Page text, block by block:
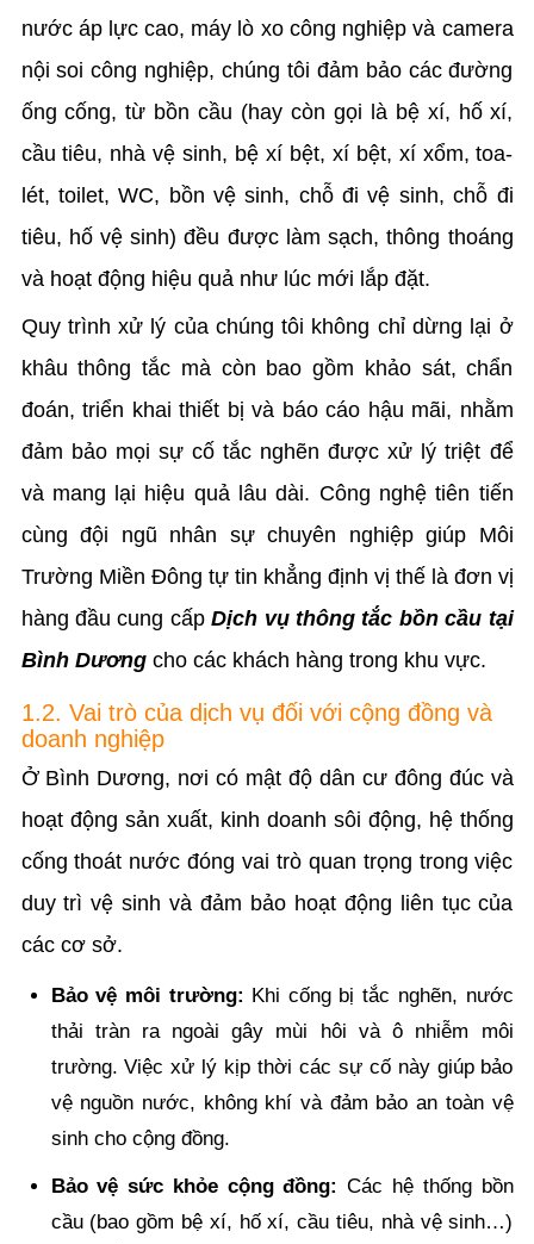
nước áp lực cao, máy lò xo công nghiệp và camera
nội soi công nghiệp, chúng tôi đảm bảo các đường
ống cống, từ bồn cầu (hay còn gọi là bệ xí, hố xí,
cầu tiêu, nhà vệ sinh, bệ xí bệt, xí bệt, xí xổm, toa-
lét, toilet, WC, bồn vệ sinh, chỗ đi vệ sinh, chỗ đi
tiêu, hố vệ sinh) đều được làm sạch, thông thoáng
và hoạt động hiệu quả như lúc mới lắp đặt.
Quy trình xử lý của chúng tôi không chỉ dừng lại ở
khâu thông tắc mà còn bao gồm khảo sát, chẩn
đoán, triển khai thiết bị và báo cáo hậu mãi, nhằm
đảm bảo mọi sự cố tắc nghẽn được xử lý triệt để
và mang lại hiệu quả lâu dài. Công nghệ tiên tiến
cùng đội ngũ nhân sự chuyên nghiệp giúp Môi
Trường Miền Đông tự tin khẳng định vị thế là đơn vị
hàng đầu cung cấpDịch vụ thông tắc bồn cầu tại
Bình Dươngcho các khách hàng trong khu vực.
1.2. Vai trò của dịch vụ đối với cộng đồng và
doanh nghiệp
Ở Bình Dương, nơi có mật độ dân cư đông đúc và
hoạt động sản xuất, kinh doanh sôi động, hệ thống
cống thoát nước đóng vai trò quan trọng trong việc
duy trì vệ sinh và đảm bảo hoạt động liên tục của
các cơ sở.
Bảo vệ môi trường: Khi cống bị tắc nghẽn, nước
thải tràn ra ngoài gây mùi hôi và ô nhiễm môi
trường. Việc xử lý kịp thời các sự cố này giúp bảo
vệ nguồn nước, không khí và đảm bảo an toàn vệ
sinh cho cộng đồng.
Bảo vệ sức khỏe cộng đồng: Các hệ thống bồn
cầu (bao gồm bệ xí, hố xí, cầu tiêu, nhà vệ sinh…)